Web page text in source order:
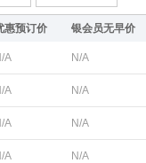
惠预订价 银会员无早价
A N/A
A N/A
A N/A
A N/A